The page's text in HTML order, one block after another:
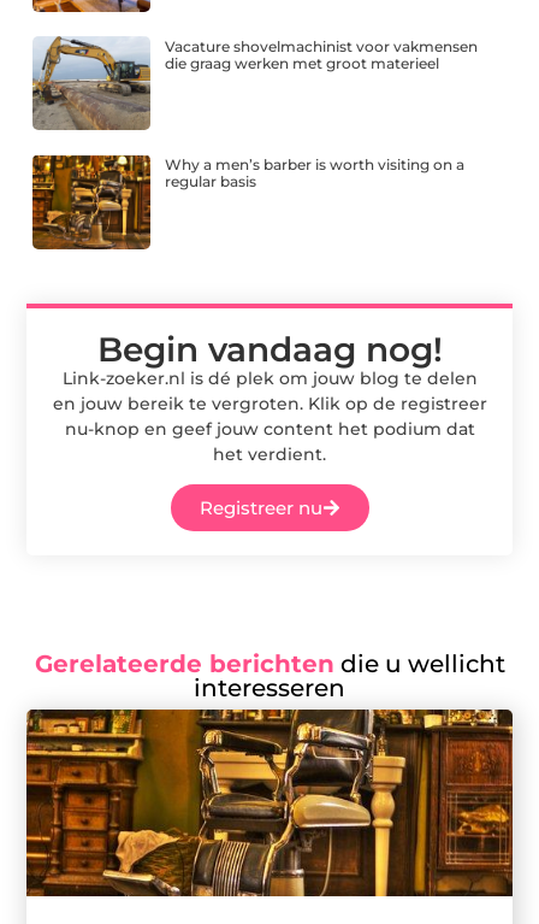
Vacature shovelmachinist voor vakmensen
die graag werken met groot materieel
Why a men’s barber is worth visiting on a
regular basis
Begin vandaag nog!
Link-zoeker.nl is dé plek om jouw blog te delen
en jouw bereik te vergroten. Klik op de registreer
nu-knop en geef jouw content het podium dat
het verdient.
Registreer nu
Gerelateerde berichten die u wellicht
interesseren